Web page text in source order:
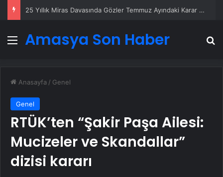
25 Yıllık Miras Davasında Gözler Temmuz Ayındaki Karar Duruşmasına Çevrildi
Menü
Amasya Son Haber
Anasayfa / Genel
Genel
RTÜK’ten “Şakir Paşa Ailesi:
Mucizeler ve Skandallar”
dizisi kararı